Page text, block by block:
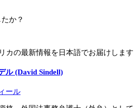
か？
カの最新情報を日本語でお届けします
ル (David Sindell)
ール